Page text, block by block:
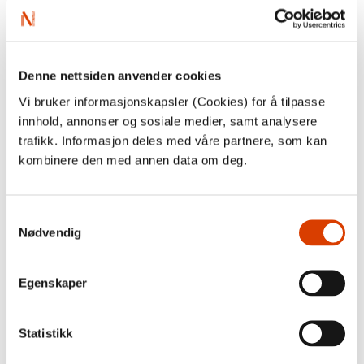
Denne nettsiden anvender cookies
Vi bruker informasjonskapsler (Cookies) for å tilpasse
innhold, annonser og sosiale medier, samt analysere
trafikk. Informasjon deles med våre partnere, som kan
kombinere den med annen data om deg.
Nødvendig
Egenskaper
Statistikk
Presentasjon i NFFOs lokaler. Foto: Tanja Feodoritova /NORLA
Programmet fortsatte med faglige presentasjoner i Fritt
Ord og NFFOs lokaler, der deltakerne fikk en introduksjon